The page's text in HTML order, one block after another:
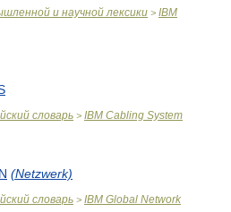
и научной лексики > IBM
словарь > IBM Cabling System
(Netzwerk)
словарь > IBM Global Network